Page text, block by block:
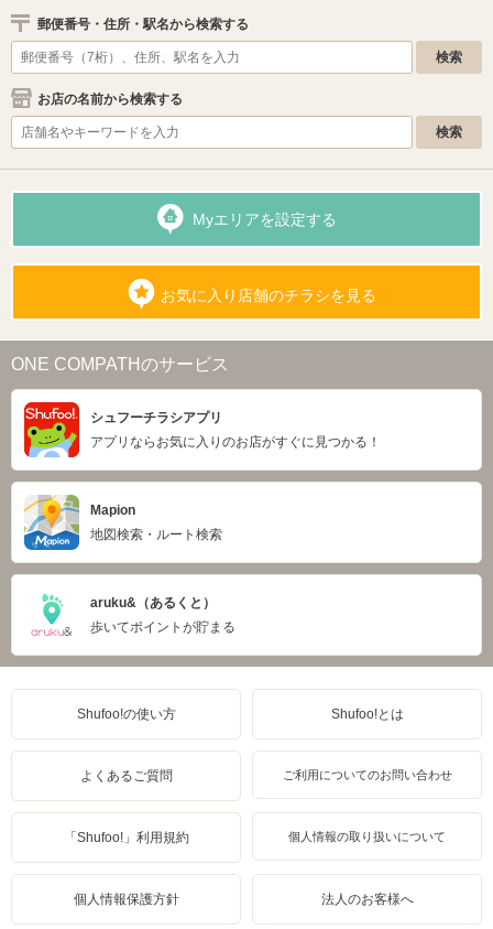
郵便番号・住所・駅名から検索する
お店の名前から検索する
Myエリアを設定する
お気に入り店舗のチラシを見る
ONE COMPATHのサービス
シュフーチラシアプリ
アプリならお気に入りのお店がすぐに見つかる！
Mapion
地図検索・ルート検索
aruku&（あるくと）
歩いてポイントが貯まる
Shufoo!の使い方 Shufoo!とは
よくあるご質問 ご利用についてのお問い合わせ
「Shufoo!」利用規約 個人情報の取り扱いについて
個人情報保護方針 法人のお客様へ